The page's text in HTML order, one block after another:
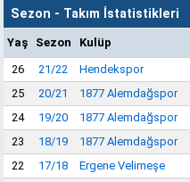
Sezon - Takım İstatistikleri
Yaş Sezon Kulüp
26
21/22 Hendekspor
25
20/21 1877 Alemdağspor
24
19/20 1877 Alemdağspor
23
18/19 1877 Alemdağspor
22
17/18 Ergene Velimeşe